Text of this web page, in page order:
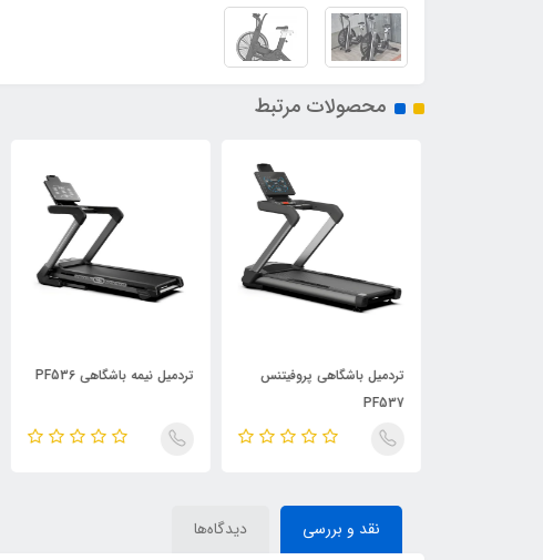
محصولات مرتبط
تردمیل باشگاهی پروفیتنس
PF537
تردمیل نیمه باشگاهی PF536
نقد و بررسی دیدگاه‌ها